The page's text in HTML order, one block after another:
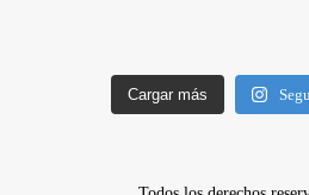
Cargar más